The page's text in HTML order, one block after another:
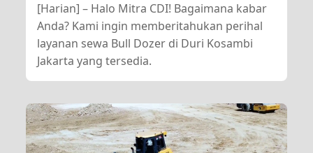
[Harian] – Halo Mitra CDI! Bagaimana kabar
Anda? Kami ingin memberitahukan perihal
layanan sewa Bull Dozer di Duri Kosambi
Jakarta yang tersedia.